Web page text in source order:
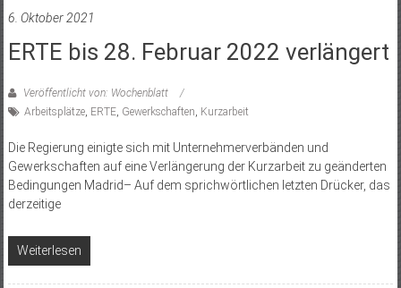
6. Oktober 2021
ERTE bis 28. Februar 2022 verlängert
Veröffentlicht von: Wochenblatt
Arbeitsplätze, ERTE, Gewerkschaften, Kurzarbeit
Die Regierung einigte sich mit Unternehmerverbänden und
Gewerkschaften auf eine Verlängerung der Kurzarbeit zu geänderten
Bedingungen Madrid– Auf dem sprichwörtlichen letzten Drücker, das
derzeitige
Weiterlesen